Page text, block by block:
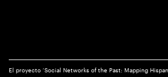
El proyecto ‘Social Networks of the Past: Mapping